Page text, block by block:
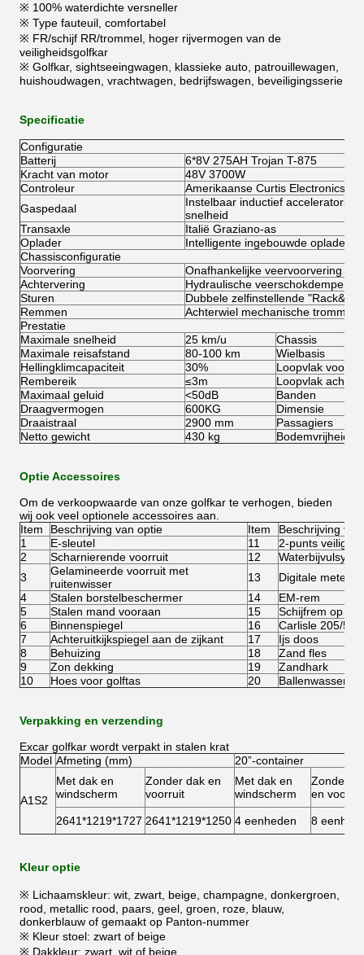
※ 100% waterdichte versneller
※ Type fauteuil, comfortabel
※ FR/schijf RR/trommel, hoger rijvermogen van de
veiligheidsgolfkar
※ Golfkar, sightseeingwagen, klassieke auto, patrouillewagen,
huishoudwagen, vrachtwagen, bedrijfswagen, beveiligingsserie
Specificatie
Configuratie
Batterij
6*8V 275AH Trojan T-875
Kracht van motor
48V 3700W
Controleur
Amerikaanse Curtis Electronics-
Gaspedaal
Instelbaar inductief
snelheid
Transaxle
Italië Graziano-as
Oplader
Intelligente ingebouwde oplader
Chassisconfiguratie
Voorvering
Onafhankelijke veervoorvering
Achtervering
Hydraulische veerschokdempers
Sturen
Dubbele zelfinstellende
Remmen
Achterwiel mechanische
Prestatie
Maximale snelheid
25 km/u
Chassis
Maximale reisafstand
80-100 km
Wielbasis
Hellingklimcapaciteit
30%
Loopvlak
Rembereik
≤3m
Loopvlak
Maximaal geluid
<50dB
Banden
Draagvermogen
600KG
Dimensie
Draaistraal
2900 mm
Passagiers
Netto gewicht
430 kg Bodemvrijheid
Optie Accessoires
Om de verkoopwaarde van onze golfkar te verhogen, bieden
wij ook veel optionele accessoires aan.
Item
Beschrijving van optie Item
Beschrijving
1
E-sleutel 11
2-punts
2
Scharnierende voorruit 12
3
Gelamineerde voorruit met
ruitenwisser
13
Digitale meter
4
Stalen borstelbeschermer 14
EM-rem
5
Stalen mand vooraan 15
Schijfrem op
6
Binnenspiegel 16
Carlisle 205/50-
7
Achteruitkijkspiegel aan de zijkant 17
Ijs doos
8
Behuizing 18
Zand fles
9
Zon dekking 19
Zandhark
10
Hoes voor golftas 20 Ballenwasser
Verpakking en verzending
Excar golfkar wordt verpakt in stalen krat
Model Afmeting (mm) 20”-container
A1S2
Met dak en
windscherm
Zonder dak en
voorruit
Met dak en
windscherm
Zonder
en
2641*1219*1727 2641*1219*1250 4 eenheden 8
Kleur optie
※ Lichaamskleur: wit, zwart, beige, champagne, donkergroen,
rood, metallic rood, paars, geel, groen, roze, blauw,
donkerblauw of gemaakt op Panton-nummer
※ Kleur stoel: zwart of beige
※ Dakkleur: zwart, wit of beige